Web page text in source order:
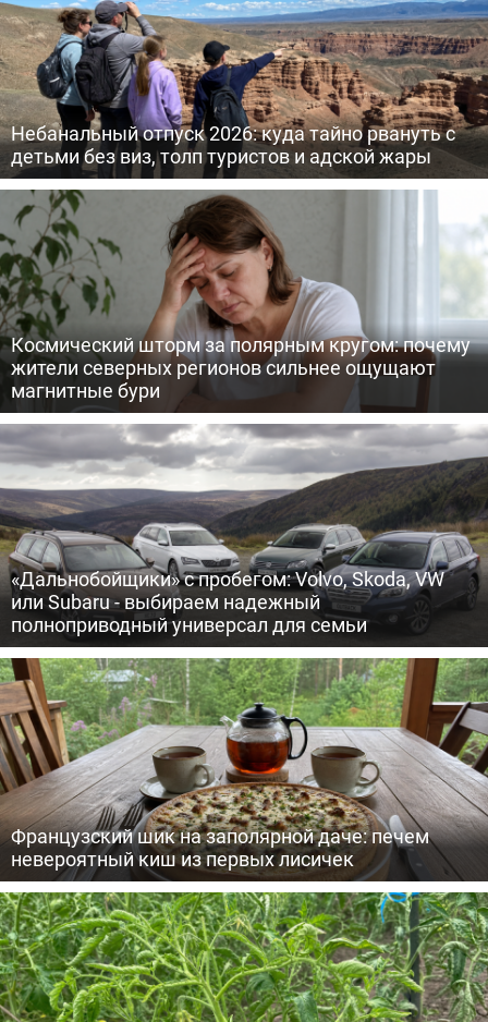
Небанальный отпуск 2026: куда тайно рвануть с
детьми без виз, толп туристов и адской жары
Космический шторм за полярным кругом: почему
жители северных регионов сильнее ощущают
магнитные бури
«Дальнобойщики» с пробегом: Volvo, Skoda, VW
или Subaru - выбираем надежный
полноприводный универсал для семьи
Французский шик на заполярной даче: печем
невероятный киш из первых лисичек